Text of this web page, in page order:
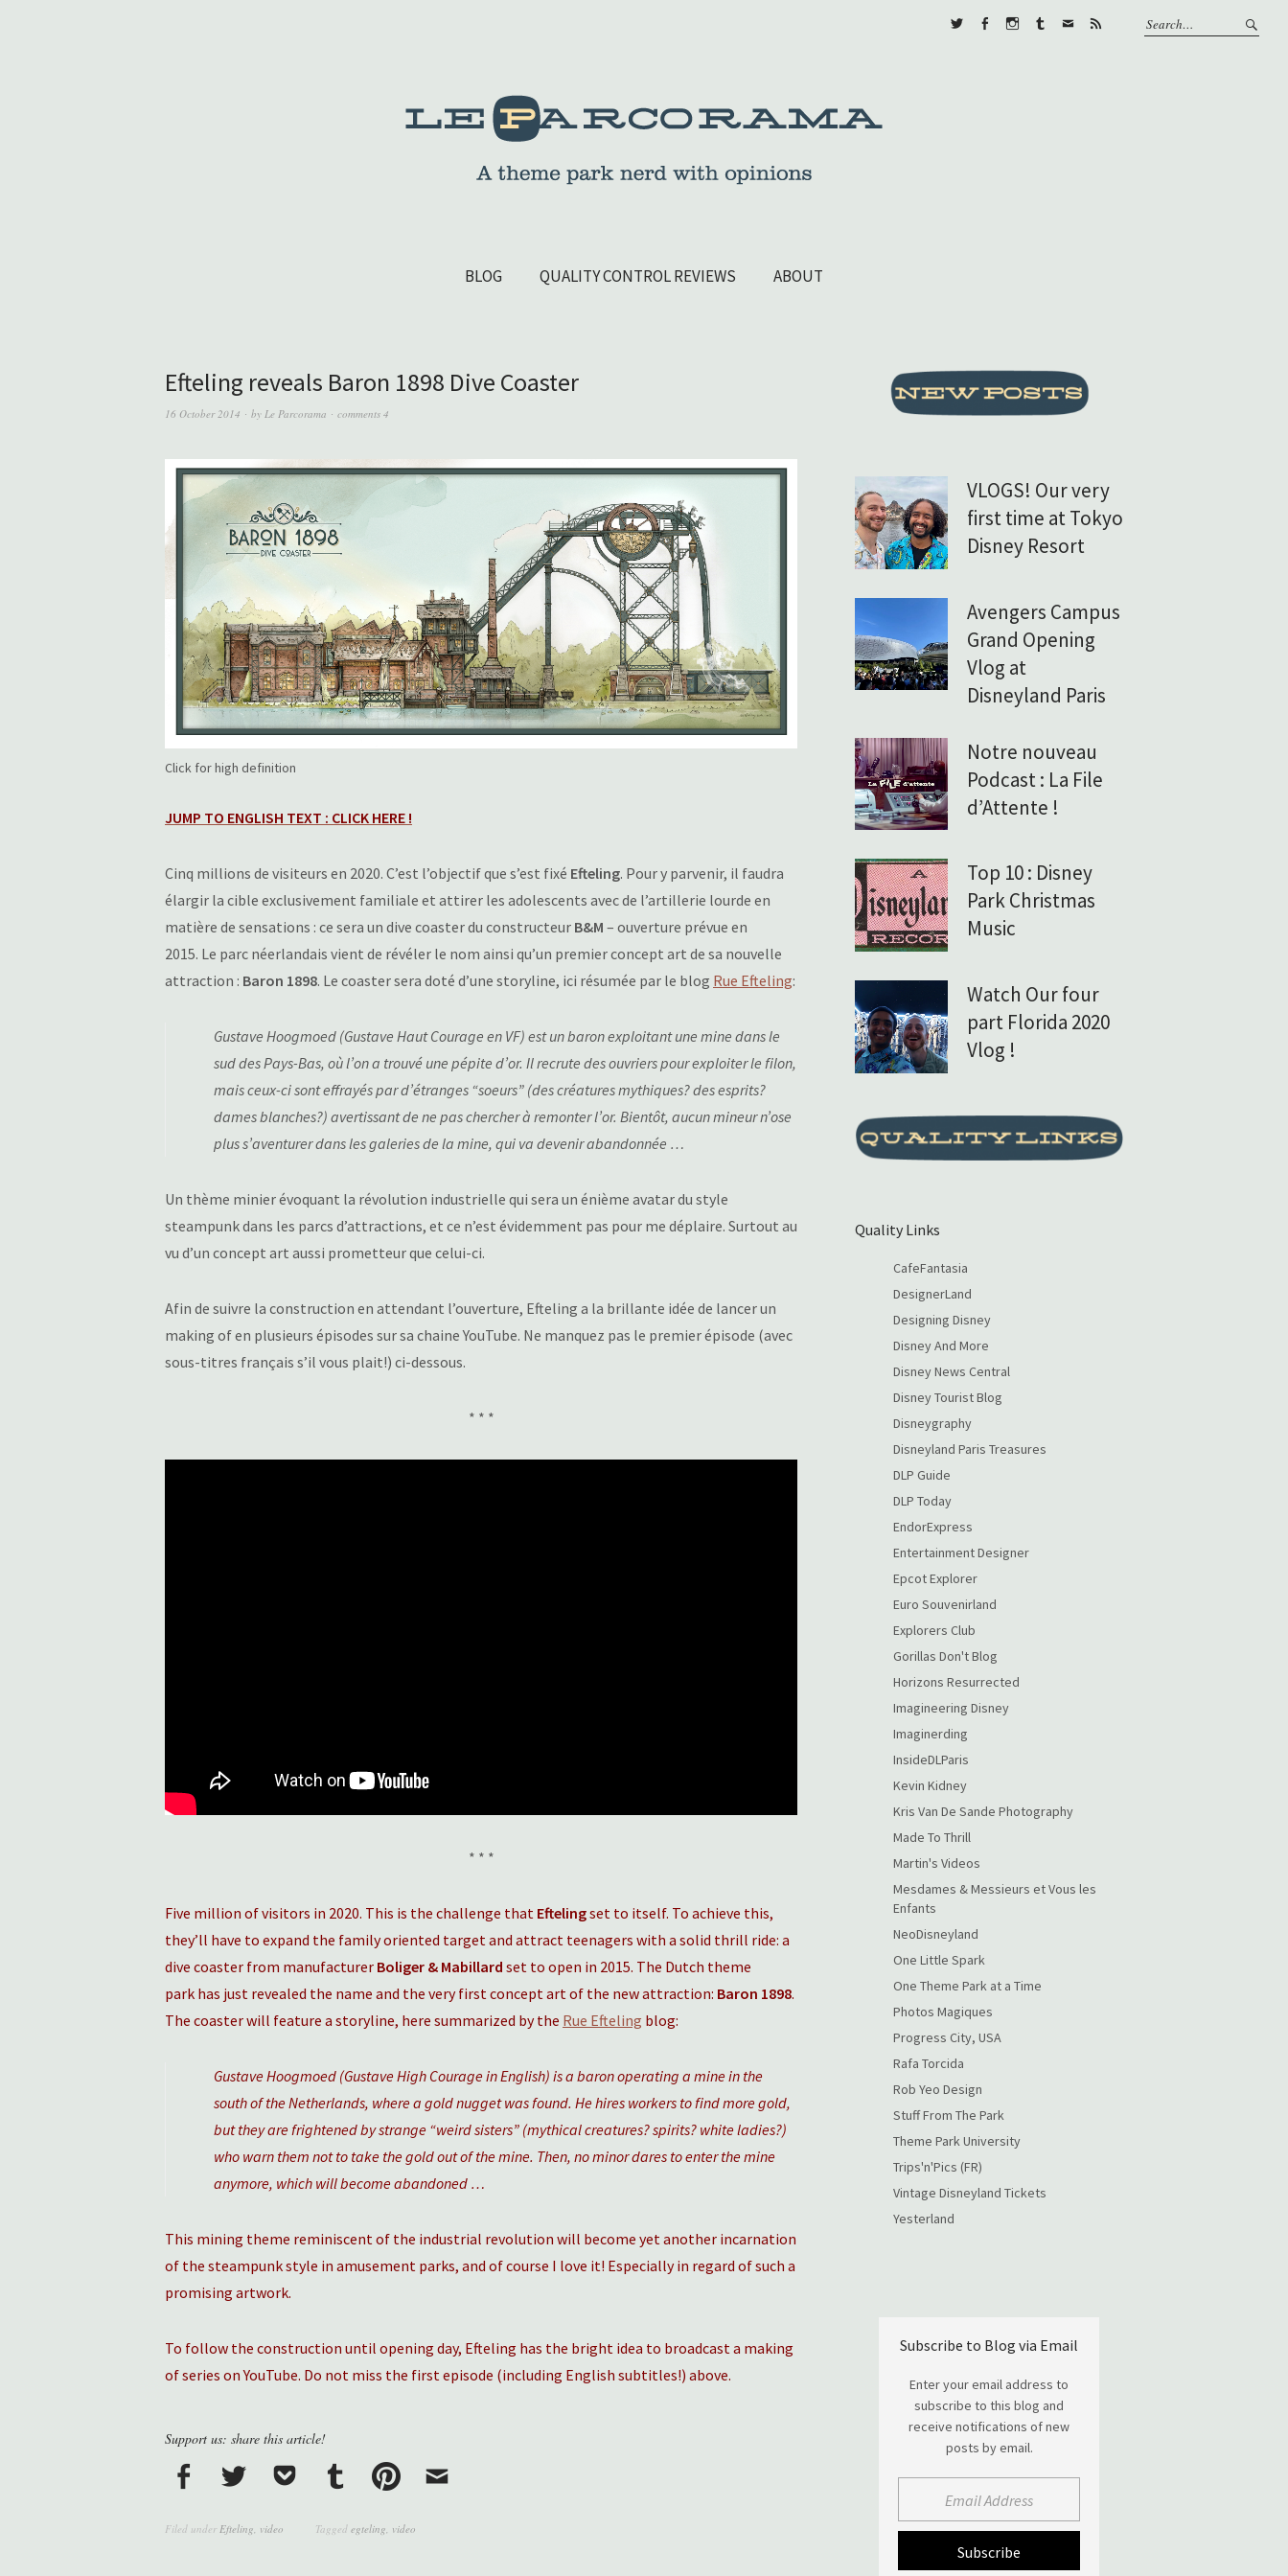
BLOG QUALITY CONTROL REVIEWS ABOUT
Efteling reveals Baron 1898 Dive Coaster
16 October 2014 by Le Parcorama comments 4
Click for high definition
JUMP TO ENGLISH TEXT : CLICK HERE !
Cinq millions de visiteurs en 2020. C’est l’objectif que s’est fixé Efteling. Pour y parvenir, il faudra
élargir la cible exclusivement familiale et attirer les adolescents avec de l’artillerie lourde en
matière de sensations : ce sera un dive coaster du constructeur B&M – ouverture prévue en
2015. Le parc néerlandais vient de révéler le nom ainsi qu’un premier concept art de sa nouvelle
attraction : Baron 1898. Le coaster sera doté d’une storyline, ici résumée par le blog Rue Efteling:
Gustave Hoogmoed (Gustave Haut Courage en VF) est un baron exploitant une mine dans le
sud des Pays-Bas, où l’on a trouvé une pépite d’or. Il recrute des ouvriers pour exploiter le filon,
mais ceux-ci sont effrayés par d’étranges “soeurs” (des créatures mythiques? des esprits?
dames blanches?) avertissant de ne pas chercher à remonter l’or. Bientôt, aucun mineur n’ose
plus s’aventurer dans les galeries de la mine, qui va devenir abandonnée …
Un thème minier évoquant la révolution industrielle qui sera un énième avatar du style
steampunk dans les parcs d’attractions, et ce n’est évidemment pas pour me déplaire. Surtout au
vu d’un concept art aussi prometteur que celui-ci.
Afin de suivre la construction en attendant l’ouverture, Efteling a la brillante idée de lancer un
making of en plusieurs épisodes sur sa chaine YouTube. Ne manquez pas le premier épisode (avec
sous-titres français s’il vous plait!) ci-dessous.
* * *
* * *
Five million of visitors in 2020. This is the challenge that Eftelingset to itself. To achieve this,
they’ll have to expand the family oriented target and attract teenagers with a solid thrill ride: a
dive coaster from manufacturer Boliger & Mabillard set to open in 2015. The Dutch theme
park has just revealed the name and the very first concept art of the new attraction: Baron 1898.
The coaster will feature a storyline, here summarized by the Rue Efteling blog:
Gustave Hoogmoed (Gustave High Courage in English) is a baron operating a mine in the
south of the Netherlands, where a gold nugget was found. He hires workers to find more gold,
but they are frightened by strange “weird sisters” (mythical creatures? spirits? white ladies?)
who warn them not to take the gold out of the mine. Then, no minor dares to enter the mine
anymore, which will become abandoned …
This mining theme reminiscent of the industrial revolution will become yet another incarnation
of the steampunk style in amusement parks, and of course I love it! Especially in regard of such a
promising artwork.
To follow the construction until opening day, Efteling has the bright idea to broadcast a making
of series on YouTube. Do not miss the first episode (including English subtitles!) above.
Support us: share this article!
Filed under Efteling, video Tagged egteling, video
VLOGS! Our very
first time at Tokyo
Disney Resort
Avengers Campus
Grand Opening
Vlog at
Disneyland Paris
Notre nouveau
Podcast : La File
d’Attente !
Top 10 : Disney
Park Christmas
Music
Watch Our four
part Florida 2020
Vlog !
Quality Links
CafeFantasia
DesignerLand
Designing Disney
Disney And More
Disney News Central
Disney Tourist Blog
Disneygraphy
Disneyland Paris Treasures
DLP Guide
DLP Today
EndorExpress
Entertainment Designer
Epcot Explorer
Euro Souvenirland
Explorers Club
Gorillas Don't Blog
Horizons Resurrected
Imagineering Disney
Imaginerding
InsideDLParis
Kevin Kidney
Kris Van De Sande Photography
Made To Thrill
Martin's Videos
Mesdames & Messieurs et Vous les
Enfants
NeoDisneyland
One Little Spark
One Theme Park at a Time
Photos Magiques
Progress City, USA
Rafa Torcida
Rob Yeo Design
Stuff From The Park
Theme Park University
Trips'n'Pics (FR)
Vintage Disneyland Tickets
Yesterland
Subscribe to Blog via Email
Enter your email address to
subscribe to this blog and
receive notifications of new
posts by email.